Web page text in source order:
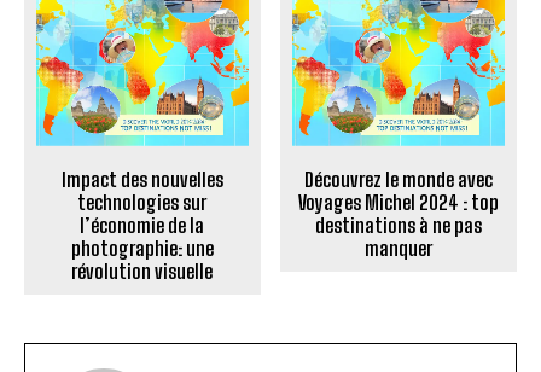
Impact des nouvelles
technologies sur
l’économie de la
photographie: une
révolution visuelle
Découvrez le monde avec
Voyages Michel 2024 : top
destinations à ne pas
manquer